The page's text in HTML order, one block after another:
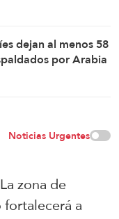
dejan al menos 58
por Arabia
Noticias Urgentes
zona de
a